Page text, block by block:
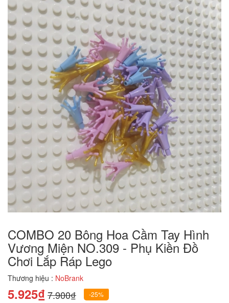
COMBO 20 Bông Hoa Cầm Tay Hình
Vương Miện NO.309 - Phụ Kiền Đồ
Chơi Lắp Ráp Lego
Thương hiệu : NoBrank
5.925₫7.900₫ -25%